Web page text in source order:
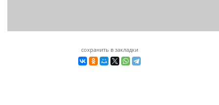
сохранить в закладки